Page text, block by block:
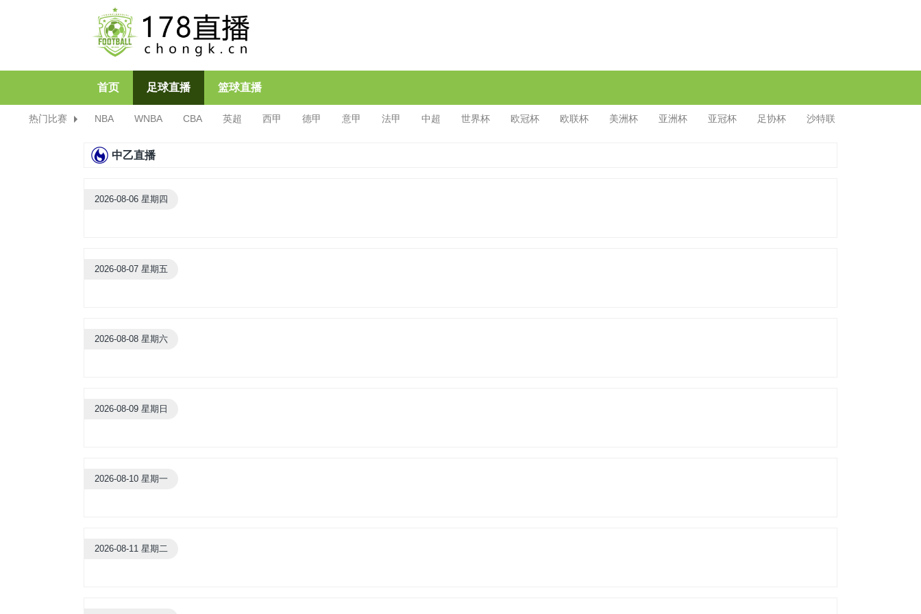
首页 足球直播 篮球直播
热门比赛 NBA WNBA CBA 英超 西甲 德甲 意甲 法甲 中超 世界杯 欧冠杯 欧联杯 美洲杯 亚洲杯 亚冠杯 足协杯 沙特联
中乙直播
2026-08-06 星期四
2026-08-07 星期五
2026-08-08 星期六
2026-08-09 星期日
2026-08-10 星期一
2026-08-11 星期二